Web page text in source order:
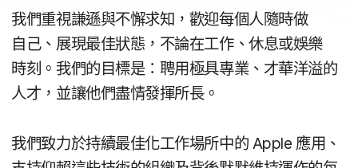
我們​重視​謙遜​與​不懈​求​知，​歡迎​每​個​人​隨時​做​
自己、​展現​最佳​狀態，​不論​在​工作、​休息​或​娛樂​
時刻。​我們​的​目標是：​聘用​極具​專業、​才​華​洋溢​的​
人才，​並​讓​他們​盡情​發揮​所長。
我們​致力​於​持續​最佳化​工作​場​所​中​的 Apple 應用、​